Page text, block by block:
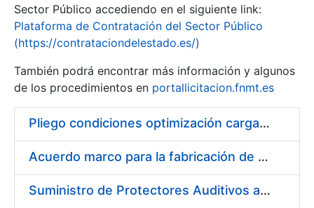
Erakutsi/Ezkutatu
Sector Público accediendo en el siguiente link:
Plataforma de Contratación del Sector Público
(https://contrataciondelestado.es/)
También podrá encontrar más información y algunos
de los procedimientos en portallicitacion.fnmt.es
Pliego condiciones optimización cargas compras firmado
Acuerdo marco para la fabricación de piezas
Suministro de Protectores Auditivos a medida para las personas trabajadoras de los Centros de Trabajo de Madrid y Burgos